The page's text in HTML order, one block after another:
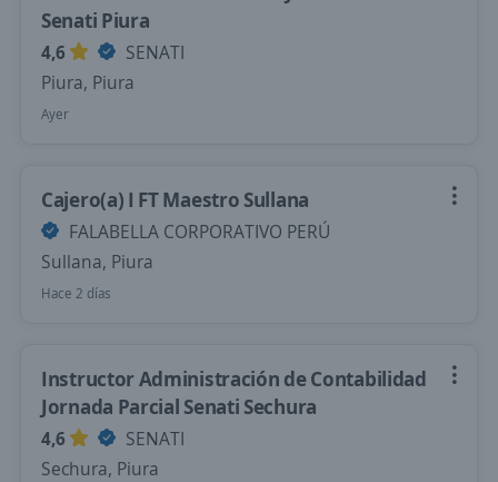
Senati Piura
4,6
SENATI
Piura, Piura
Ayer
Cajero(a) I FT Maestro Sullana
FALABELLA CORPORATIVO PERÚ
Sullana, Piura
Hace 2 días
Instructor Administración de Contabilidad
Jornada Parcial Senati Sechura
4,6
SENATI
Sechura, Piura